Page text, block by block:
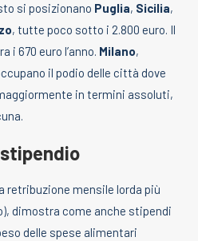
si posizionano Puglia, Sicilia,
, tutte poco sotto i 2.800 euro. Il
i 670 euro l’anno. Milano,
il podio delle città dove
in termini assoluti,
retribuzione mensile lorda più
dimostra come anche stipendi
delle spese alimentari